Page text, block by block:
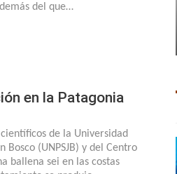
del que…
en la Patagonia
de la Universidad
Bosco (UNPSJB) y del Centro
ballena sei en las costas